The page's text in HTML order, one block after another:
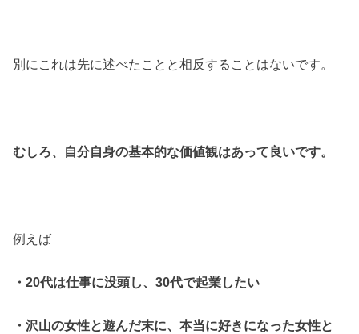
別にこれは先に述べたことと相反することはないです。
むしろ、自分自身の基本的な価値観はあって良いです。
例えば
・20代は仕事に没頭し、30代で起業したい
・沢山の女性と遊んだ末に、本当に好きになった女性と